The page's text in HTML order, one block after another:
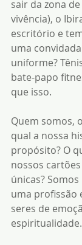
sair da zona
vivência), o
escritório e
uma
uniforme?
bate-papo
que isso.
Quem somos,
qual a nossa
propósito? O
nossos
únicas?
uma profissão
seres de
espiritualidade.